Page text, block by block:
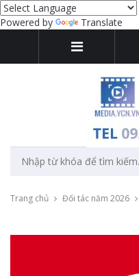
Powered by Translate
Trang chủ Đối tác năm 2026